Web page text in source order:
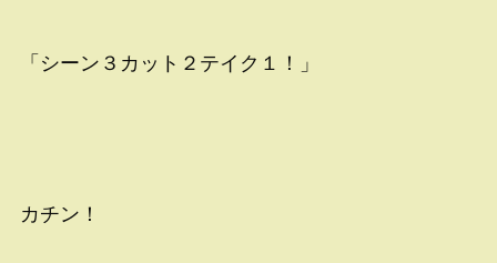
「シーン３カット２テイク１！」
カチン！